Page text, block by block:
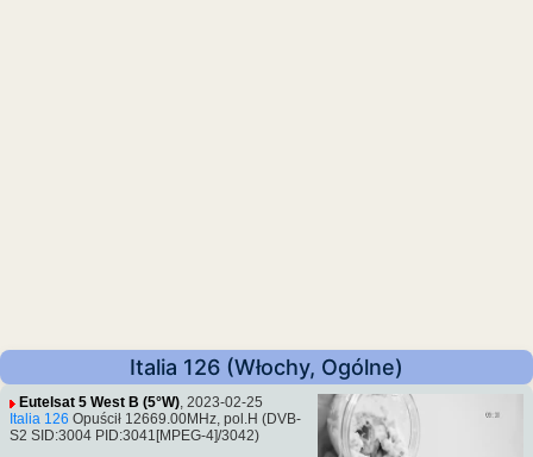
Italia 126 (Włochy, Ogólne)
Eutelsat 5 West B (5°W), 2023-02-25
Italia 126 Opuścił 12669.00MHz, pol.H (DVB-
S2 SID:3004 PID:3041[MPEG-4]/3042)